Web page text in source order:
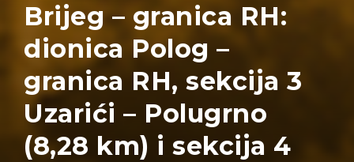
Brijeg – granica RH:
dionica Polog –
granica RH, sekcija 3
Uzarići – Polugrno
(8,28 km) i sekcija 4